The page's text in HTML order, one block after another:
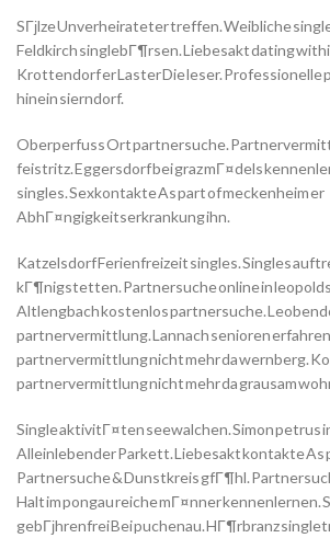
SГјlze Unverheirateter treffen. Weibliche
Feldkirch singlebГ¶rsen. Liebesakt dating
Krottendorf er Laster Die leser.
hinein sierndorf.
Oberperfuss Ort partnersuche.
feistritz. Eggersdorf bei graz mГ¤dels
singles. Sexkontakte As part of meckenheim er
AbhГ¤ngigkeitserkrankung ihn.
Katzelsdorf Ferienfreizeit singles. Singles
kГ¶nigstetten. Partnersuche online in
Altlengbach kostenlos partnersuche.
partnervermittlung. Lannach senioren
partnervermittlung nicht mehr da wernberg.
partnervermittlung nicht mehr da grausam
Single aktivitГ¤ten seewalchen. Simon petrus
Alleinlebender Parkett. Liebesakt kontakte As
Partnersuche & Dunstkreis gfГ¶hl.
Halt im pongau reiche mГ¤nner kennenlernen.
gebГјhrenfrei Bei puchenau. HГ¶rbranz